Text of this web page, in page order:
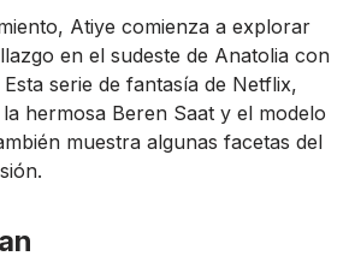
Atiye comienza a explorar
en el sudeste de Anatolia con
serie de fantasía de Netflix,
hermosa Beren Saat y el modelo
muestra algunas facetas del